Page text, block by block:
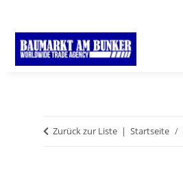
Zurück zur Liste Startseite